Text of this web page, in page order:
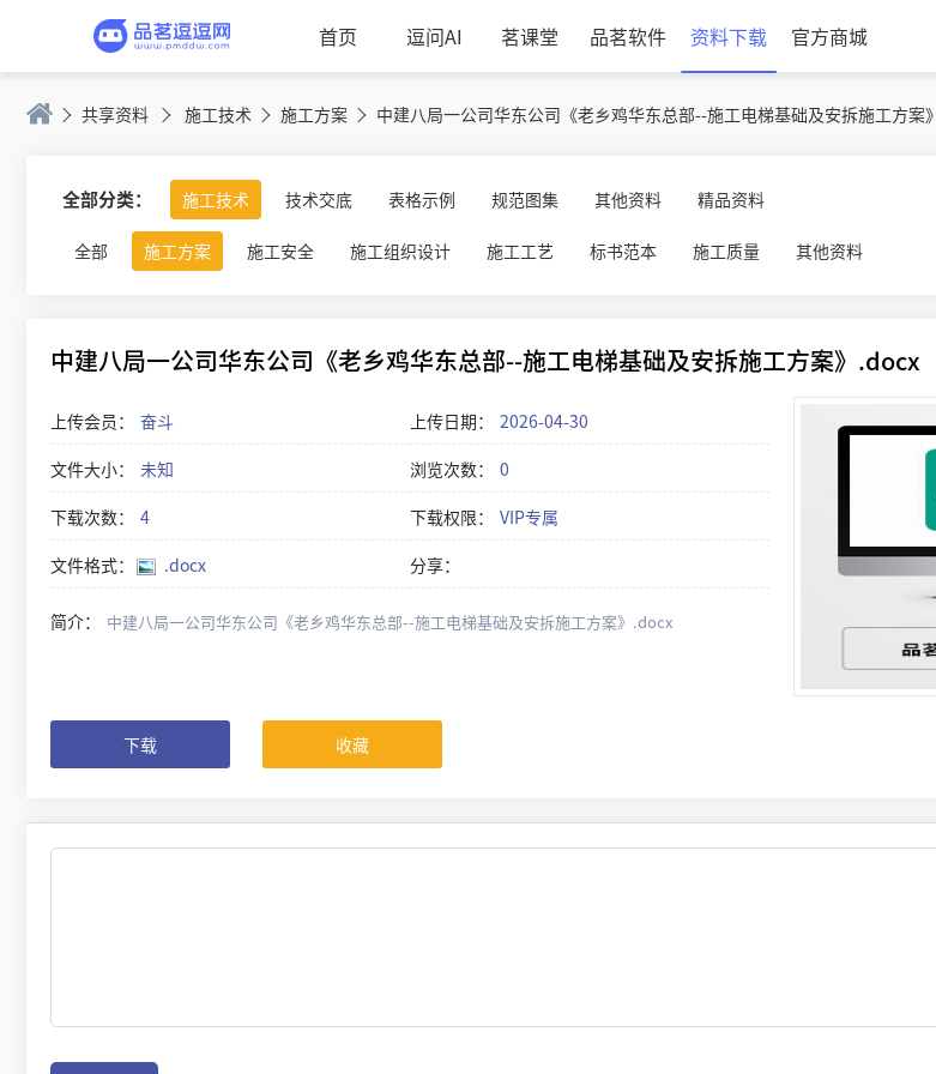
首页 逗问AI 茗课堂 品茗软件 资料下载 官方商城
共享资料 施工技术 施工方案
全部分类： 施工技术 技术交底 表格示例 规范图集 其他资料 精品资料
全部 施工方案 施工安全 施工组织设计 施工工艺 标书范本 施工质量 其他资料
中建八局一公司华东公司《老乡鸡华东总部--施工电梯基础及安拆施工方案》.docx
上传会员： 奋斗 上传日期：
2026-04-30
文件大小：
未知 浏览次数：
0
下载次数：
4 下载权限：
VIP专属
文件格式：
.docx 分享：
简介： 中建八局一公司华东公司《老乡鸡华东总部--施工电梯基础及安拆施工方案》.docx
下载 收藏